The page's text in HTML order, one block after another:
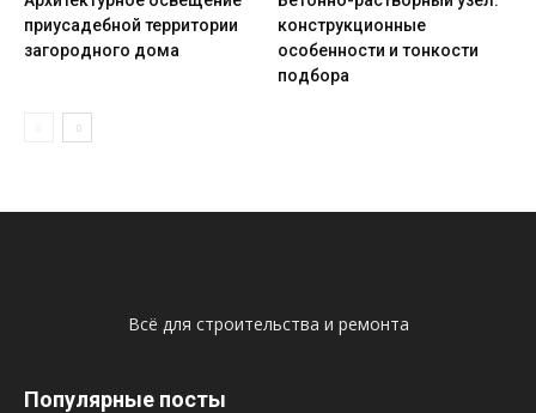
приусадебной территории
загородного дома
конструкционные
особенности и тонкости
подбора
Всё для строительства и ремонта
Популярные посты